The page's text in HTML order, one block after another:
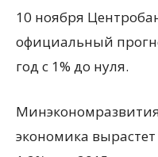
10 ноября
официальный
год с 1% до нуля.
экономика